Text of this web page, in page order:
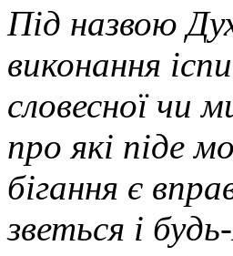
Під назвою
виконання
словесної чи
про які піде
бігання є
зветься і